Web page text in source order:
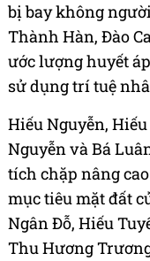
bị bay không
Thành Hàn, Đào
ước lượng huyết
sử dụng trí tuệ
Hiếu Nguyễn,
Nguyễn và Bá
tích chặp nâng
mục tiêu mặt đất
Ngân Đỗ, Hiếu
Thu Hương